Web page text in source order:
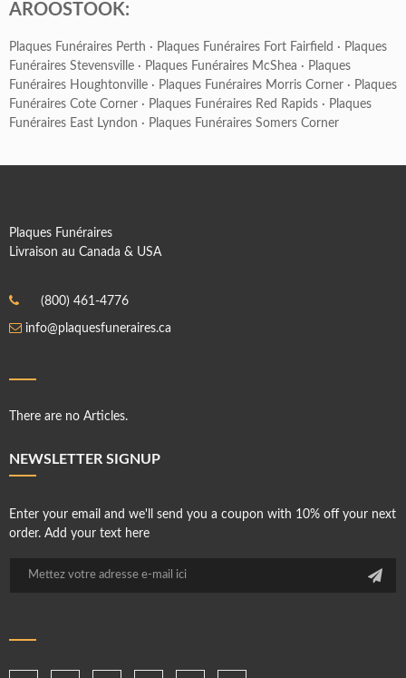
AROOSTOOK:
Plaques Funéraires Perth · Plaques Funéraires Fort Fairfield · Plaques
Funéraires Stevensville · Plaques Funéraires McShea · Plaques
Funéraires Houghtonville · Plaques Funéraires Morris Corner · Plaques
Funéraires Cote Corner · Plaques Funéraires Red Rapids · Plaques
Funéraires East Lyndon · Plaques Funéraires Somers Corner
Plaques Funéraires
Livraison au Canada & USA
(800) 461-4776
info@plaquesfuneraires.ca
There are no Articles.
NEWSLETTER SIGNUP
Enter your email and we'll send you a coupon with 10% off your next
order. Add your text here